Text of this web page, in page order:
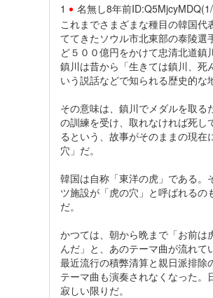
1 名無し8年前
これまでさまざまな種目の韓国代
ててきたソウル市北東部の泰陵選
ど５００億円をかけて忠清北道鎮
鎮川は昔から「生きては鎮川、死
いう説話などで知られる歴史的な
その意味は、鎮川でメダルを取る
の訓練を受け、取れなければ死し
るという、故事がそのままの現在
穴」だ。
韓国は自称「東洋の虎」である。
ツ施設が「虎の穴」と呼ばれるの
だ。
かつては、朝から晩まで「お前は
んだ」と、あのテーマ曲が流れて
最近流行の積弊清算と親日派排除
テーマ曲も演奏されなくなった。
寂しい限りだ。